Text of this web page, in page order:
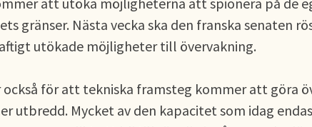
gränser. Nästa vecka ska den franska senaten
utökade möjligheter till övervakning.
för att tekniska framsteg kommer att göra
utbredd. Mycket av den kapacitet som idag